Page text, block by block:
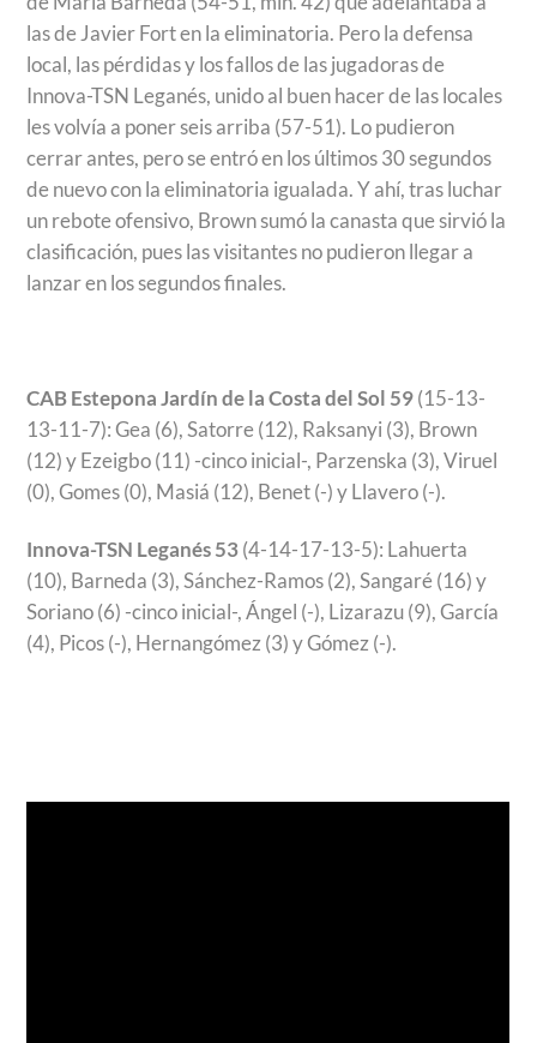
las de Javier Fort en la eliminatoria. Pero la defensa
local, las pérdidas y los fallos de las jugadoras de
Innova-TSN Leganés, unido al buen hacer de las locales
les volvía a poner seis arriba (57-51). Lo pudieron
cerrar antes, pero se entró en los últimos 30 segundos
de nuevo con la eliminatoria igualada. Y ahí, tras luchar
un rebote ofensivo, Brown sumó la canasta que sirvió la
clasificación, pues las visitantes no pudieron llegar a
lanzar en los segundos finales.
CAB Estepona Jardín de la Costa del Sol 59(15-13-
13-11-7): Gea (6), Satorre (12), Raksanyi (3), Brown
(12) y Ezeigbo (11) -cinco inicial-, Parzenska (3), Viruel
(0), Gomes (0), Masiá (12), Benet (-) y Llavero (-).
Innova-TSN Leganés 53(4-14-17-13-5): Lahuerta
(10), Barneda (3), Sánchez-Ramos (2), Sangaré (16) y
Soriano (6) -cinco inicial-, Ángel (-), Lizarazu (9), García
(4), Picos (-), Hernangómez (3) y Gómez (-).